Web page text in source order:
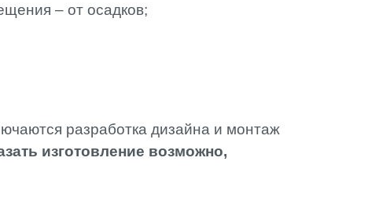
– от осадков;
разработка дизайна и монтаж
изготовление возможно,